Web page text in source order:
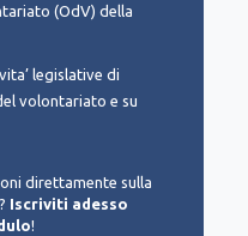
(OdV) della
legislative di
volontariato e su
direttamente sulla
Iscriviti adesso
!